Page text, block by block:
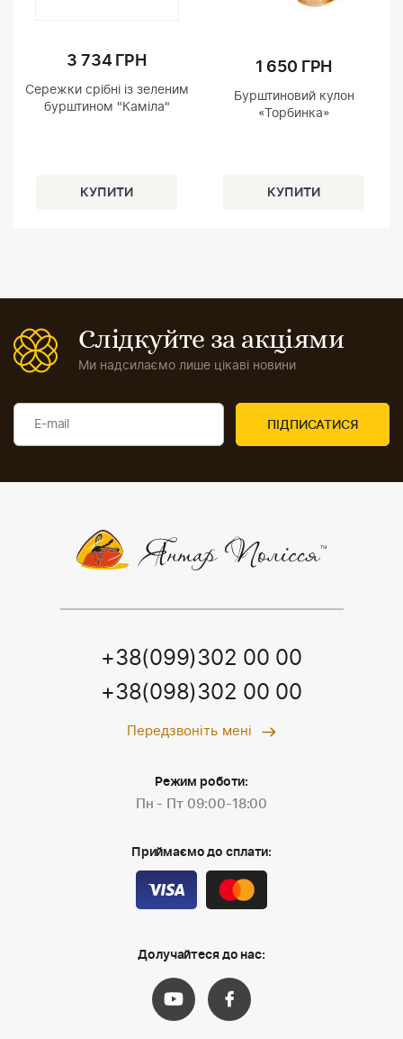
3 734 ГРН
Сережки срібні із зеленим
бурштином "Каміла"
1 650 ГРН
Бурштиновий кулон
«Торбинка»
Слідкуйте за акціями
Ми надсилаємо лише цікаві новини
+38(099)302 00 00
+38(098)302 00 00
Передзвоніть мені
Режим роботи:
Пн - Пт 09:00-18:00
Приймаємо до сплати:
Долучайтеся до нас: